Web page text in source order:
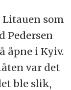
som
Pedersen
åpne i Kyiv.
var det
ble slik,